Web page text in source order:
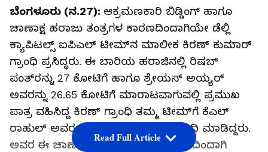
ಬೆಂಗಳೂರು (ನ.27): ಆಕ್ರಮಣಕಾರಿ ಬಿಡ್ಡಿಂಗ್‌ ಹಾಗೂ
ಚಾಣಾಕ್ಷ ಹರಾಜು ತಂತ್ರಗಳ ಕಾರಣದಿಂದಾಗಿಯೇ ಡೆಲ್ಲಿ
ಕ್ಯಾಪಿಟಲ್ಸ್‌ ಐಪಿಎಲ್‌ ಟೀಮ್‌ನ ಮಾಲೀಕ ಕಿರಣ್‌ ಕುಮಾರ್‌
ಗ್ರಾಂಧಿ ಪ್ರಸಿದ್ಧರು. ಈ ಬಾರಿಯ ಹರಾಜಿನಲ್ಲಿ ರಿಷಬ್‌
ಪಂತ್‌ರನ್ನು 27 ಕೋಟಿಗೆ ಹಾಗೂ ಶ್ರೇಯಸ್‌ ಅಯ್ಯರ್‌
ಅವರನ್ನು 26.65 ಕೋಟಿಗೆ ಮಾರಾಟವಾಗುವಲ್ಲಿ ಪ್ರಮುಖ
ಪಾತ್ರ ವಹಿಸಿದ್ದ ಕಿರಣ್‌ ಗ್ರಾಂಧಿ ತಮ್ಮ ಟೀಮ್‌ಗೆ ಕೆಎಲ್‌
ರಾಹುಲ್‌ ಅವರನ್ನು ಬರೀ 14 ಕೋಟಿಗೆ ಖರೀದಿ ಮಾಡಿದ್ದರು.
ಅವರ ಈ ಚಾಣಾಕ್ಷ ಹರಾಜು ತಂತ್ರದ ಕಾರಣದಿಂದಾಗಿ
Read Full Article